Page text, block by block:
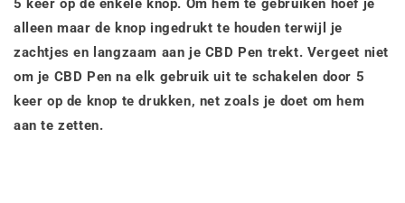
alleen maar de knop ingedrukt te houden terwijl je
zachtjes en langzaam aan je CBD Pen trekt. Vergeet niet
om je CBD Pen na elk gebruik uit te schakelen door 5
keer op de knop te drukken, net zoals je doet om hem
aan te zetten.